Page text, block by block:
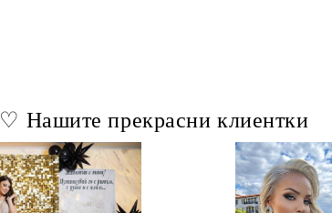
♡ Нашите прекрасни клиентки